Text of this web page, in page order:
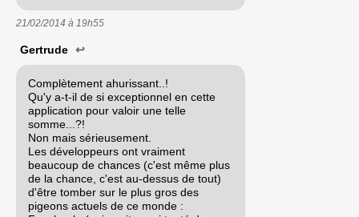
21/02/2014 à 19h55
Gertrude ↩
Complètement ahurissant..!
Qu'y a-t-il de si exceptionnel en cette
application pour valoir une telle
somme...?!
Non mais sérieusement.
Les développeurs ont vraiment
beaucoup de chances (c'est même plus
de la chance, c'est au-dessus de tout)
d'être tomber sur le plus gros des
pigeons actuels de ce monde :